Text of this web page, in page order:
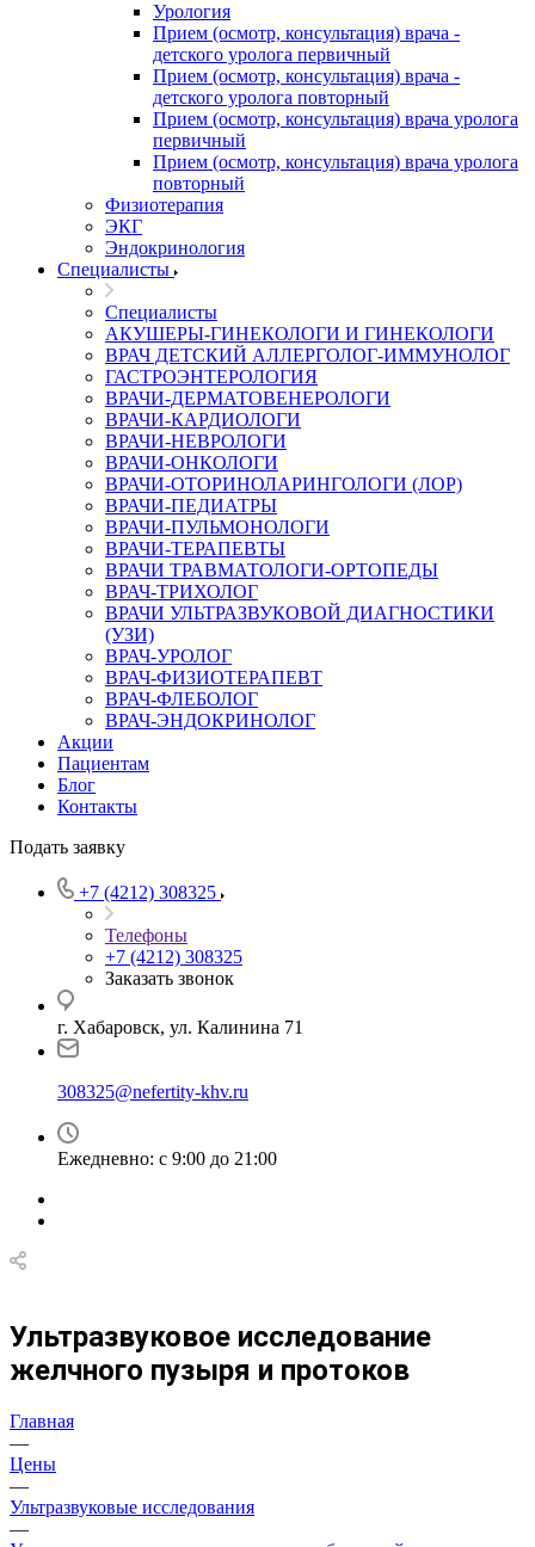
Урология
Прием (осмотр, консультация) врача -
детского уролога первичный
Прием (осмотр, консультация) врача -
детского уролога повторный
Прием (осмотр, консультация) врача уролога
первичный
Прием (осмотр, консультация) врача уролога
повторный
Физиотерапия
ЭКГ
Эндокринология
Специалисты
Специалисты
АКУШЕРЫ-ГИНЕКОЛОГИ И ГИНЕКОЛОГИ
ВРАЧ ДЕТСКИЙ АЛЛЕРГОЛОГ-ИММУНОЛОГ
ГАСТРОЭНТЕРОЛОГИЯ
ВРАЧИ-ДЕРМАТОВЕНЕРОЛОГИ
ВРАЧИ-КАРДИОЛОГИ
ВРАЧИ-НЕВРОЛОГИ
ВРАЧИ-ОНКОЛОГИ
ВРАЧИ-ОТОРИНОЛАРИНГОЛОГИ (ЛОР)
ВРАЧИ-ПЕДИАТРЫ
ВРАЧИ-ПУЛЬМОНОЛОГИ
ВРАЧИ-ТЕРАПЕВТЫ
ВРАЧИ ТРАВМАТОЛОГИ-ОРТОПЕДЫ
ВРАЧ-ТРИХОЛОГ
ВРАЧИ УЛЬТРАЗВУКОВОЙ ДИАГНОСТИКИ
(УЗИ)
ВРАЧ-УРОЛОГ
ВРАЧ-ФИЗИОТЕРАПЕВТ
ВРАЧ-ФЛЕБОЛОГ
ВРАЧ-ЭНДОКРИНОЛОГ
Акции
Пациентам
Блог
Контакты
Подать заявку
+7 (4212) 308325
Телефоны
+7 (4212) 308325
Заказать звонок
г. Хабаровск, ул. Калинина 71
308325@nefertity-khv.ru
Ежедневно: с 9:00 до 21:00
Ультразвуковое исследование
желчного пузыря и протоков
Главная
—
Цены
—
Ультразвуковые исследования
—